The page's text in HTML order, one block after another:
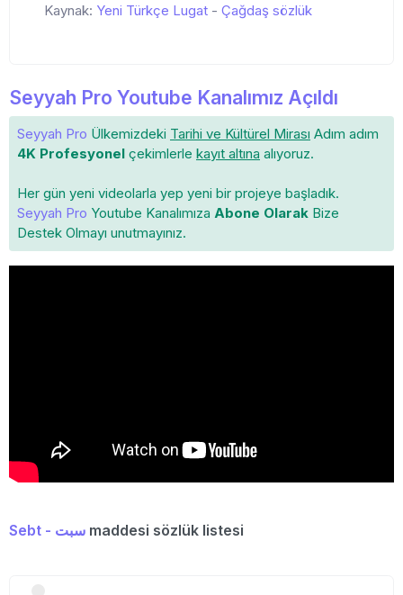
Kaynak: Yeni Türkçe Lugat - Çağdaş sözlük
Seyyah Pro Youtube Kanalımız Açıldı
Seyyah Pro Ülkemizdeki Tarihi ve Kültürel Mirası Adım adım
4K Profesyonel çekimlerle kayıt altına alıyoruz.
Her gün yeni videolarla yep yeni bir projeye başladık.
Seyyah Pro Youtube Kanalımıza Abone Olarak Bize
Destek Olmayı unutmayınız.
Sebt - سبت maddesi sözlük listesi